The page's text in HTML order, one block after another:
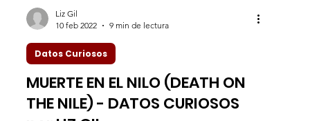
Liz Gil
10 feb 2022
9 min de lectura
Datos Curiosos